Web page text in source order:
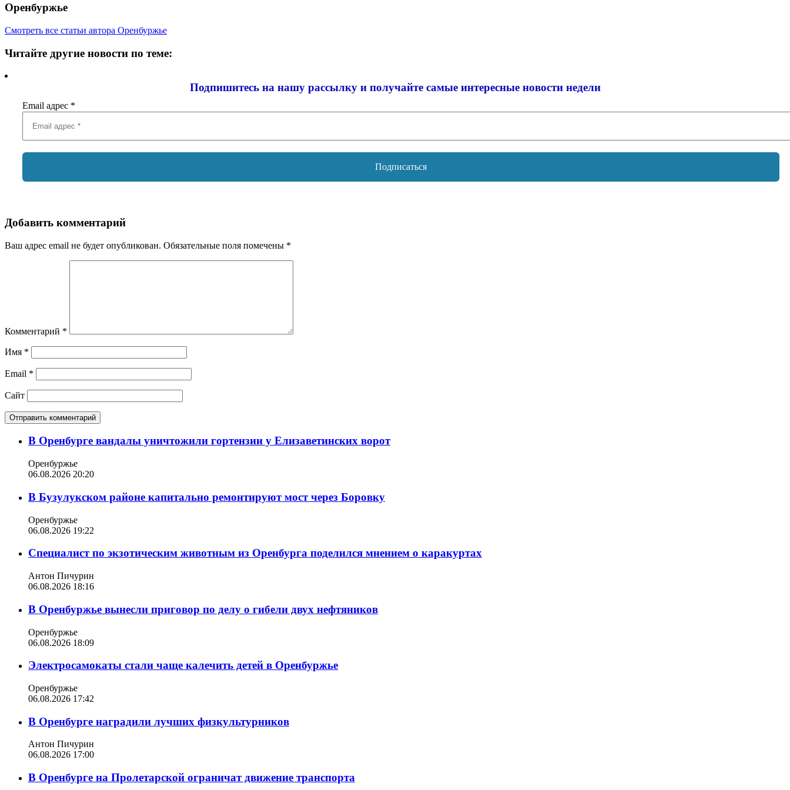
Оренбуржье
Смотреть все статьи автора Оренбуржье
Читайте другие новости по теме:
Подпишитесь на нашу рассылку и получайте самые интересные новости недели
Email адрес *
Добавить комментарий
Ваш адрес email не будет опубликован. Обязательные поля помечены *
Комментарий *
Имя *
Email *
Сайт
В Оренбурге вандалы уничтожили гортензии у Елизаветинских ворот
Оренбуржье
06.08.2026 20:20
В Бузулукском районе капитально ремонтируют мост через Боровку
Оренбуржье
06.08.2026 19:22
Специалист по экзотическим животным из Оренбурга поделился мнением о каракуртах
Антон Пичурин
06.08.2026 18:16
В Оренбуржье вынесли приговор по делу о гибели двух нефтяников
Оренбуржье
06.08.2026 18:09
Электросамокаты стали чаще калечить детей в Оренбуржье
Оренбуржье
06.08.2026 17:42
В Оренбурге наградили лучших физкультурников
Антон Пичурин
06.08.2026 17:00
В Оренбурге на Пролетарской ограничат движение транспорта